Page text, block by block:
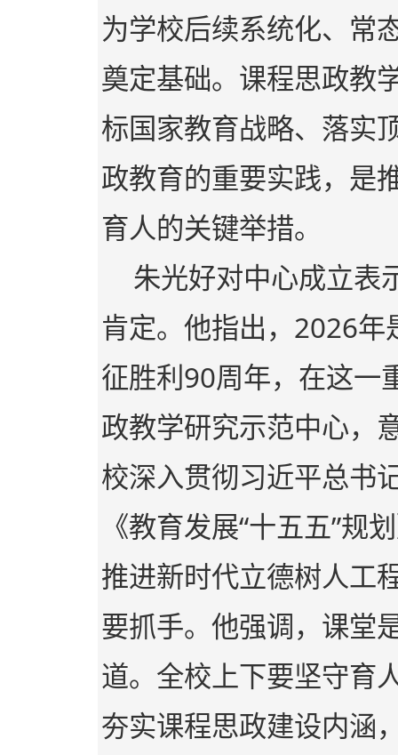
为学校后续系统化、常
奠定基础。课程思政教
标国家教育战略、落实
政教育的重要实践，是
育人的关键举措。
朱光好对中心成立表
肯定。他指出，2026
征胜利90周年，在这一
政教学研究示范中心，
校深入贯彻习近平总书
《教育发展“十五五”规
推进新时代立德树人工
要抓手。他强调，课堂
道。全校上下要坚守育
夯实课程思政建设内涵